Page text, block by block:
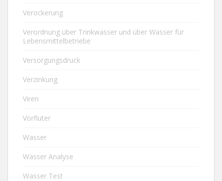
Verockerung
Verordnung über Trinkwasser und über Wasser für
Lebensmittelbetriebe
Versorgungsdruck
Verzinkung
Viren
Vorfluter
Wasser
Wasser Analyse
Wasser Test